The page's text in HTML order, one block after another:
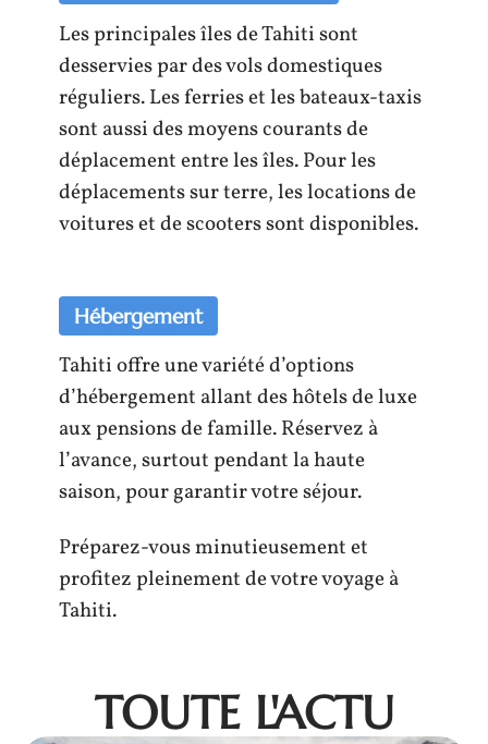
Les principales îles de Tahiti sont
desservies par des vols domestiques
réguliers. Les ferries et les bateaux-taxis
sont aussi des moyens courants de
déplacement entre les îles. Pour les
déplacements sur terre, les locations de
voitures et de scooters sont disponibles.
Hébergement
Tahiti offre une variété d’options
d’hébergement allant des hôtels de luxe
aux pensions de famille. Réservez à
l’avance, surtout pendant la haute
saison, pour garantir votre séjour.
Préparez-vous minutieusement et
profitez pleinement de votre voyage à
Tahiti.
TOUTE L'ACTU